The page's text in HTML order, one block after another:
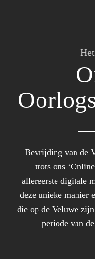
Bevrijding van de
trots ons
allereerste digitale
deze unieke manier
die op de Veluwe
periode van